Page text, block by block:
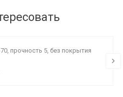
прочность 5, без покрытия